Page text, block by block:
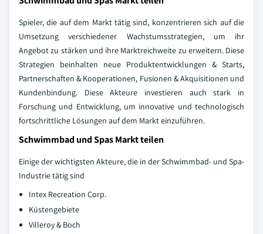
Spieler, die auf dem Markt tätig sind, konzentrieren sich auf die
Umsetzung verschiedener Wachstumsstrategien, um ihr
Angebot zu stärken und ihre Marktreichweite zu erweitern. Diese
Strategien beinhalten neue Produktentwicklungen & Starts,
Partnerschaften & Kooperationen, Fusionen & Akquisitionen und
Kundenbindung. Diese Akteure investieren auch stark in
Forschung und Entwicklung, um innovative und technologisch
fortschrittliche Lösungen auf dem Markt einzuführen.
Schwimmbad und Spas Markt teilen
Einige der wichtigsten Akteure, die in der Schwimmbad- und Spa-
Industrie tätig sind
Intex Recreation Corp.
Küstengebiete
Villeroy & Boch